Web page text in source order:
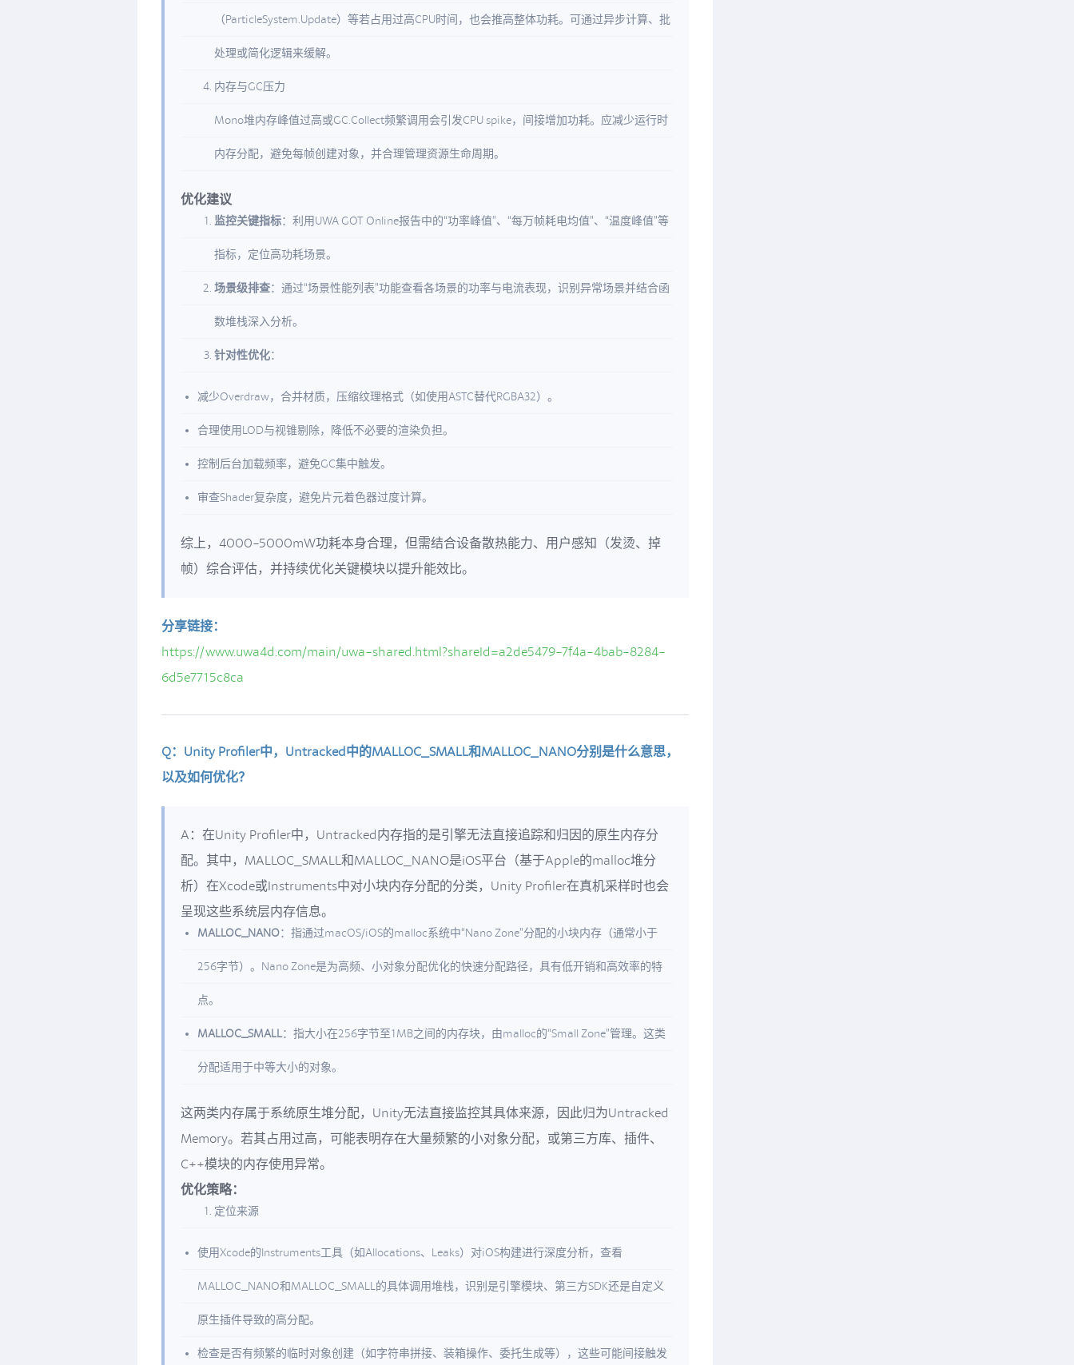
（ParticleSystem.Update）等若占用过高CPU时间，也会推高整体功耗。可通过异步计算、批
处理或简化逻辑来缓解。
内存与GC压力
Mono堆内存峰值过高或GC.Collect频繁调用会引发CPU spike，间接增加功耗。应减少运行时
内存分配，避免每帧创建对象，并合理管理资源生命周期。
优化建议
监控关键指标：利用UWA GOT Online报告中的“功率峰值”、“每万帧耗电均值”、“温度峰值”等
指标，定位高功耗场景。
场景级排查：通过“场景性能列表”功能查看各场景的功率与电流表现，识别异常场景并结合函
数堆栈深入分析。
针对性优化：
减少Overdraw，合并材质，压缩纹理格式（如使用ASTC替代RGBA32）。
合理使用LOD与视锥剔除，降低不必要的渲染负担。
控制后台加载频率，避免GC集中触发。
审查Shader复杂度，避免片元着色器过度计算。
综上，4000-5000mW功耗本身合理，但需结合设备散热能力、用户感知（发烫、掉
帧）综合评估，并持续优化关键模块以提升能效比。
分享链接：
https://www.uwa4d.com/main/uwa-shared.html?shareId=a2de5479-7f4a-4bab-8284-
6d5e7715c8ca
Q：Unity Profiler中，Untracked中的MALLOC_SMALL和MALLOC_NANO分别是什么意思，
以及如何优化？
A：在Unity Profiler中，Untracked内存指的是引擎无法直接追踪和归因的原生内存分
配。其中，MALLOC_SMALL和MALLOC_NANO是iOS平台（基于Apple的malloc堆分
析）在Xcode或Instruments中对小块内存分配的分类，Unity Profiler在真机采样时也会
呈现这些系统层内存信息。
MALLOC_NANO：指通过macOS/iOS的malloc系统中“Nano Zone”分配的小块内存（通常小于
256字节）。Nano Zone是为高频、小对象分配优化的快速分配路径，具有低开销和高效率的特
点。
MALLOC_SMALL：指大小在256字节至1MB之间的内存块，由malloc的“Small Zone”管理。这类
分配适用于中等大小的对象。
这两类内存属于系统原生堆分配，Unity无法直接监控其具体来源，因此归为Untracked
Memory。若其占用过高，可能表明存在大量频繁的小对象分配，或第三方库、插件、
C++模块的内存使用异常。
优化策略：
定位来源
使用Xcode的Instruments工具（如Allocations、Leaks）对iOS构建进行深度分析，查看
MALLOC_NANO和MALLOC_SMALL的具体调用堆栈，识别是引擎模块、第三方SDK还是自定义
原生插件导致的高分配。
检查是否有频繁的临时对象创建（如字符串拼接、装箱操作、委托生成等），这些可能间接触发